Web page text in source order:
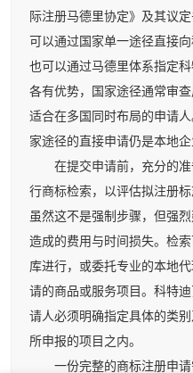
际注册马德里协定》及其议
可以通过国家单一途径直接
也可以通过马德里体系指定
各有优势，国家途径通常审
适合在多国同时布局的申请
家途径的直接申请仍是本地
在提交申请前，充分的准
行商标检索，以评估拟注册
虽然这不是强制步骤，但强
造成的费用与时间损失。检
库进行，或委托专业的本地
请的商品或服务项目。科特
请人必须明确指定具体的类
所申报的项目之内。
一份完整的商标注册申请